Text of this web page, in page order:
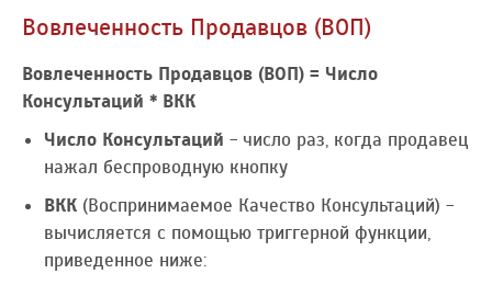
Вовлеченность Продавцов (ВОП)
Вовлеченность Продавцов (ВОП) = Число
Консультаций * ВКК
Число Консультаций - число раз, когда продавец
нажал беспроводную кнопку
ВКК (Воспринимаемое Качество Консультаций) -
вычисляется с помощью триггерной функции,
приведенное ниже: